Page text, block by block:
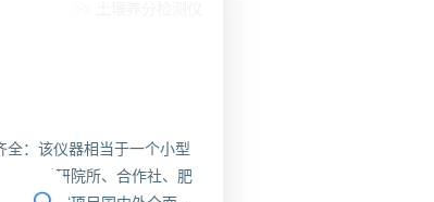
：该仪器相当于一个小型
校、科研院所、合作社、肥